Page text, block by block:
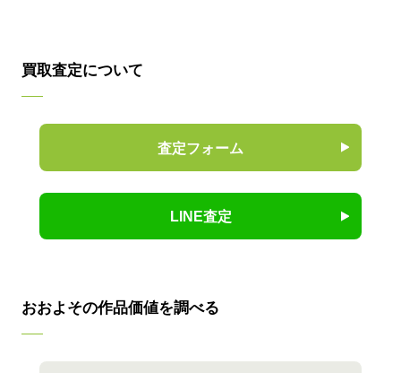
買取査定について
査定フォーム
LINE査定
おおよその作品価値を調べる